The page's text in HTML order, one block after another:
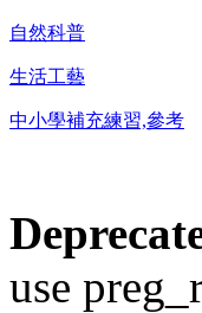
自然科普
生活工藝
中小學補充練習,參考
use